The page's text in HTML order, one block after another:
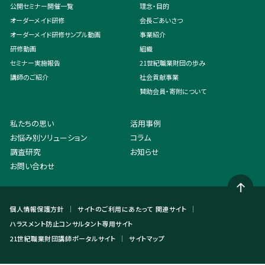
公開セミナー開催一覧
オーダーメイド研修
オーダーメイド研修サンプル動画
研修動画
セミナー実施報告
講師のご紹介
理念・目的
会長ごあいさつ
事業紹介
組織
21世紀職業財団の歩み
社会貢献事業
賛助会員・寄附について
私たちの思い
お悩み別ソリューション
調査研究
活用事例
コラム
お知らせ
お問い合わせ
個人情報保護方針 サイトのご利用にあたって 関連サイト
ハラスメント防止コンサルタント専用サイト
21世紀職業財団講師ポータルサイト
サイトマップ